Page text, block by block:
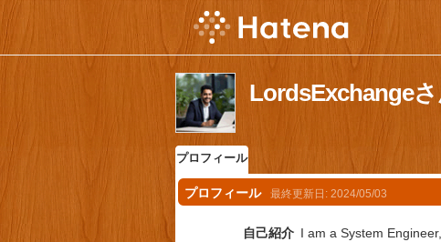
LordsExchange
プロフィール
プロフィール 最終更新日: 2024/05/03
自己紹介 I am a System